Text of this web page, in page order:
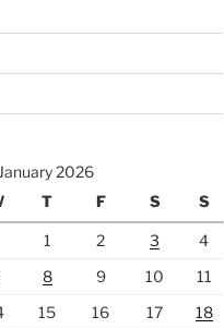
January 2026
T F S S
1 2 3
4
8 9 10
11
15 16 17
18